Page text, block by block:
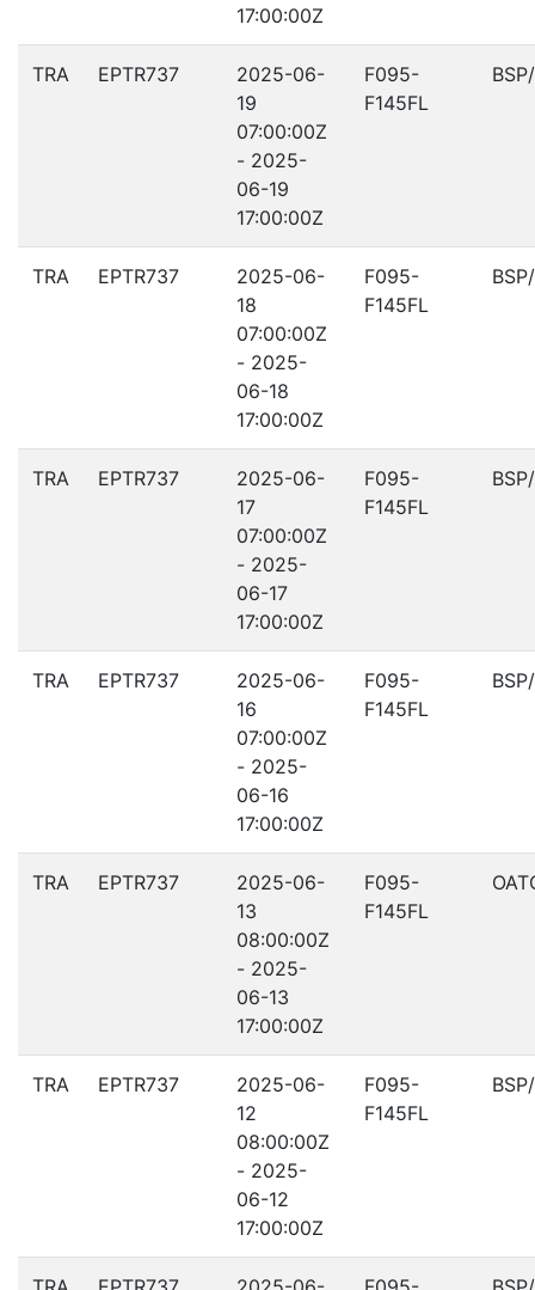
17:00:00Z
TRA EPTR737
2025-06-
19
07:00:00Z
- 2025-
06-19
17:00:00Z
F095-
F145FL
TRA EPTR737
2025-06-
18
07:00:00Z
- 2025-
06-18
17:00:00Z
F095-
F145FL
TRA EPTR737
2025-06-
17
07:00:00Z
- 2025-
06-17
17:00:00Z
F095-
F145FL
TRA EPTR737
2025-06-
16
07:00:00Z
- 2025-
06-16
17:00:00Z
F095-
F145FL
TRA EPTR737
2025-06-
13
08:00:00Z
- 2025-
06-13
17:00:00Z
F095-
F145FL
TRA EPTR737
2025-06-
12
08:00:00Z
- 2025-
06-12
17:00:00Z
F095-
F145FL